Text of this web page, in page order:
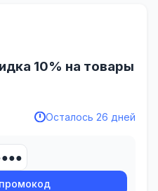
10% на товары
Осталось 26 дней